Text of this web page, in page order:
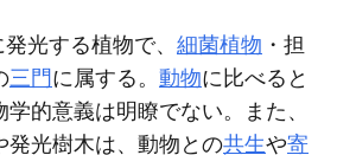
光する植物で、 細菌植物 ・担
三門 に属する。 動物に比べると
的意義は明瞭でない。また、
発光樹木は、動物との共生や寄